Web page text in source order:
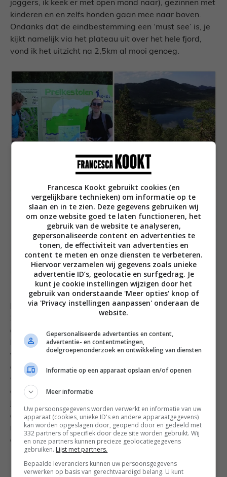
joggers, ik keek er met open mond naar), gezinnen met
kinderen en en zelfs honden gaan mee naar boven.
Ondanks dat de eindbestemming een ‘must see’ is, je
kijkt namelijk via het plateau uit over het hele fjord,
vond ik het uitzicht na 2,5km al mooi genoeg.
Ik ben gewoon niet zo actief, vond het echt zwaar bij
30 graden, had geen eigen schoenen aan (had ik al
gezegd dat mijn bagage vertraagd was?) en ik was
het zat.
Samen met Simonehaakten we af en
wandelden rustig terug naar beneden, ietwat
opgelucht terwijl de rest rustig ging doorklimmen. We
waren blij dat we niet over onze grenzen heen gingen
en hebben heerlijk genoten beneden bij de
Preikestolen fjellstue lodge
met een kaneelbroodje en
een spectaculair uitzicht. Ook wandelden we nog even
naar het idyllische strandje bij het meer. Heerlijk om
even met je voetjes in te baden na een flinke hike.
Francesca Kookt gebruikt cookies (en
vergelijkbare technieken) om informatie op te
slaan en in te zien. Deze gegevens gebruiken wij
om onze website goed te laten functioneren, het
gebruik van de website te analyseren,
gepersonaliseerde content en advertenties te
tonen, de effectiviteit van advertenties en
content te meten en onze diensten te verbeteren.
Hiervoor verzamelen wij gegevens zoals unieke
advertentie ID’s, geolocatie en surfgedrag. Je
kunt je cookie instellingen wijzigen door het
gebruik van onderstaande 'Meer opties' knop of
via 'Privacy instellingen aanpassen' onderaan de
website.
Gepersonaliseerde advertenties en content,
advertentie- en contentmetingen,
doelgroepenonderzoek en ontwikkeling van diensten
Informatie op een apparaat opslaan en/of openen
Meer informatie
Uw persoonsgegevens worden verwerkt en informatie van uw
apparaat (cookies, unieke ID's en andere apparaatgegevens)
kan worden opgeslagen door, geopend door en gedeeld met
332 partners of specifiek door deze site worden gebruikt. Wij
en onze partners kunnen precieze geolocatiegegevens
gebruiken. Lijst met partners.
Bepaalde leveranciers kunnen uw persoonsgegevens
verwerken op basis van gerechtvaardigd belang. U kunt